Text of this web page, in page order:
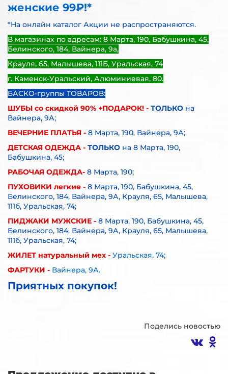
женские 99₽!*
*На онлайн каталог Акции не распространяются.
В магазинах по адресам: 8 Марта, 190, Бабушкина, 45,
Белинского, 184, Вайнера, 9а,
Крауля, 65, Малышева, 111Б, Уральская, 74
г. Каменск-Уральский, Алюминиевая, 80.
БАСКО-группы ТОВАРОВ:
ШУБЫ со скидкой 90% +ПОДАРОК! - ТОЛЬКО на
Вайнера, 9А;
ВЕЧЕРНИЕ ПЛАТЬЯ - 8 Марта, 190, Вайнера, 9А;
ДЕТСКАЯ ОДЕЖДА - ТОЛЬКО на 8 Марта, 190,
Бабушкина, 45;
РАБОЧАЯ ОДЕЖДА- 8 Марта, 190;
ПУХОВИКИ легкие - 8 Марта, 190, Бабушкина, 45,
Белинского, 184, Вайнера, 9А, Крауля, 65, Малышева,
111б, Уральская, 74;
ПИДЖАКИ МУЖСКИЕ - 8 Марта, 190, Бабушкина, 45,
Белинского, 184, Вайнера, 9А, Крауля, 65, Малышева,
111б, Уральская, 74;
ЖИЛЕТ натуральный мех - Уральская, 74;
ФАРТУКИ - Вайнера, 9А.
Приятных покупок!
Поделись новостью